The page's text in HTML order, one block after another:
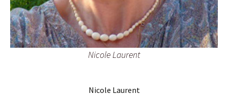
Nicole Laurent
Nicole Laurent